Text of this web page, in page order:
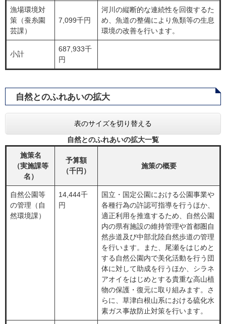
漁場環境対
策（蚕糸園
芸課）
7,099千円
河川の縦断的な連続性を回復するた
め、魚道の整備により魚類等の生息
環境の改善を行います。
小計
687,933千
円
自然とのふれあいの拡大
表のサイズを切り替える
自然とのふれあいの拡大一覧
施策名
（実施課等
名）
予算額
（千円）
施策の概要
自然公園等
の管理（自
然環境課）
14,444千
円
国立・国定公園における公園事業や
各種行為の許認可指導を行うほか、
適正利用を推進するため、自然公園
内の県有施設の維持管理や首都圏自
然歩道及び中部北陸自然歩道の管理
を行います。また、尾瀬をはじめと
する自然公園内で美化活動を行う団
体に対して助成を行うほか、シラネ
アオイをはじめとする貴重な高山植
物の保護・復元に取り組みます。さ
らに、草津白根山系における硫化水
素ガス事故防止対策を行います。